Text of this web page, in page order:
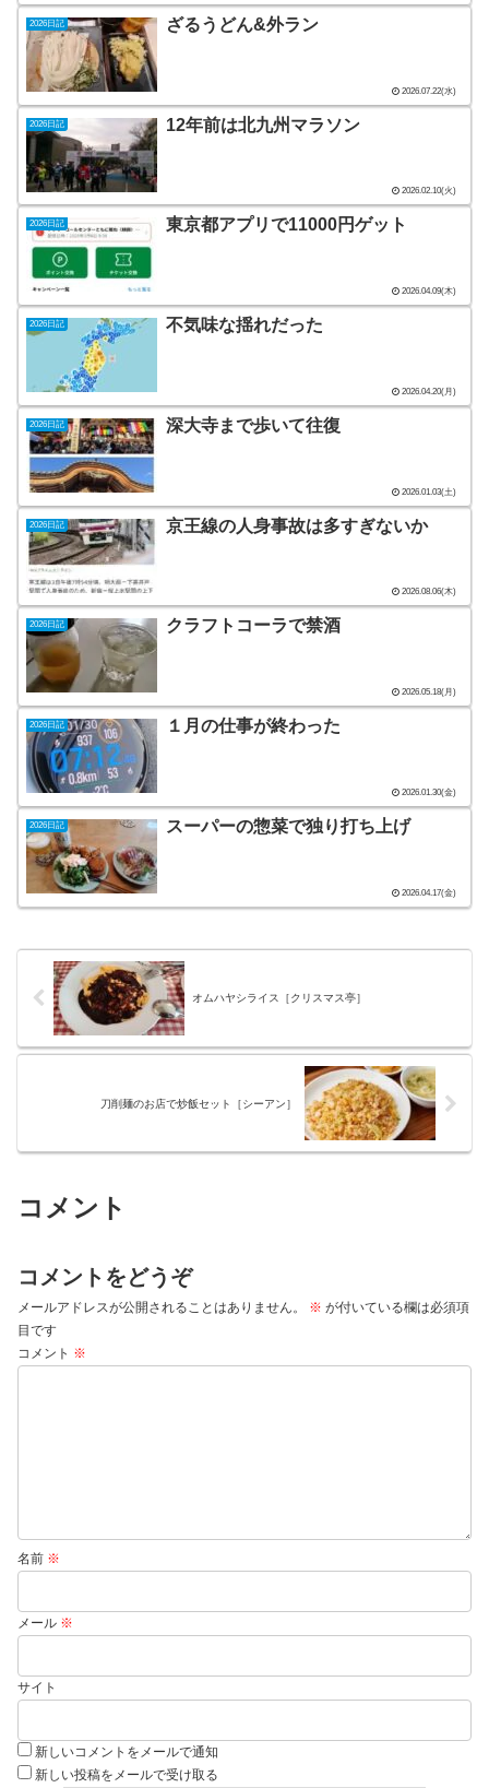
2026日記 ざるうどん&外ラン
2026.07.22(水)
2026日記 12年前は北九州マラソン
2026.02.10(火)
2026日記 東京都アプリで11000円ゲット
2026.04.09(木)
2026日記 不気味な揺れだった
2026.04.20(月)
2026日記 深大寺まで歩いて往復
2026.01.03(土)
2026日記 京王線の人身事故は多すぎないか
2026.08.06(木)
2026日記 クラフトコーラで禁酒
2026.05.18(月)
2026日記 １月の仕事が終わった
2026.01.30(金)
2026日記 スーパーの惣菜で独り打ち上げ
2026.04.17(金)
オムハヤシライス［クリスマス亭］
刀削麺のお店で炒飯セット［シーアン］
コメント
コメントをどうぞ
メールアドレスが公開されることはありません。 ※ が付いている欄は必須項
目です
コメント ※
名前 ※
メール ※
サイト
新しいコメントをメールで通知
新しい投稿をメールで受け取る